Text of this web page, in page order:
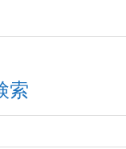
索